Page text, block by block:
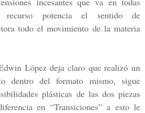
recurso potencia el sentido de
todo el movimiento de la materia
López deja claro que realizó un
dentro del formato mismo, sigue
plásticas de las dos piezas
en “Transiciones” a esto le